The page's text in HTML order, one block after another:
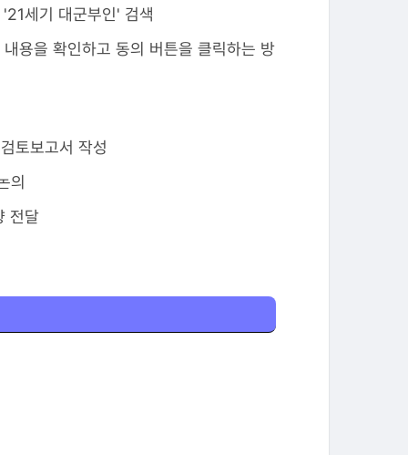
세기 대군부인' 검색
용을 확인하고 동의 버튼을 클릭하는 방
토보고서 작성
의
전달